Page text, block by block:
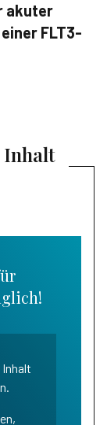
akuter
FLT3-
Inhalt